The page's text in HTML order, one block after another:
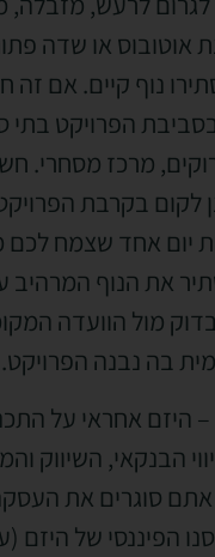
אוטובוס או שדה
נוף קיים. אם
הפרויקט בתי
מרכז מסחרי.
לקום בקרבת
יום אחד שצמח לכם
את הנוף המרהיב
מול הוועדה
בה נבנה הפרויקט.
– היזם אחראי על
הבנקאי, השיווק
אתם סוגרים את
הפיננסי של היזם